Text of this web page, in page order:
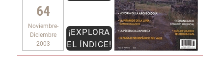
64
Noviembre-
Diciembre
2003
¡EXPLORA
EL ÍNDICE!